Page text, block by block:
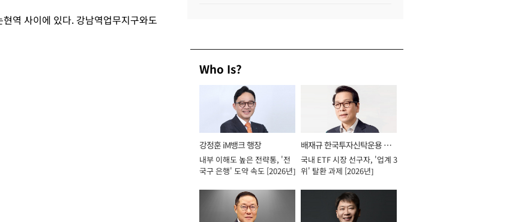
역 사이에 있다. 강남역업무지구와도
Who Is?
강정훈 iM뱅크 행장
내부 이해도 높은 전략통, '전
국구 은행' 도약 속도 [2026년]
배재규 한국투자신탁운용 대
표이사 사장
국내 ETF 시장 선구자, '업계 3
위' 탈환 과제 [2026년]